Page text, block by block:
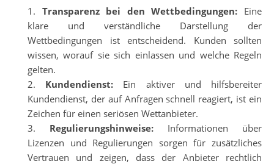
Transparenz bei den Wettbedingungen: Eine
klare und verständliche Darstellung der
Wettbedingungen ist entscheidend. Kunden sollten
wissen, worauf sie sich einlassen und welche Regeln
gelten.
Kundendienst: Ein aktiver und hilfsbereiter
Kundendienst, der auf Anfragen schnell reagiert, ist ein
Zeichen für einen seriösen Wettanbieter.
Regulierungshinweise: Informationen über
Lizenzen und Regulierungen sorgen für zusätzliches
Vertrauen und zeigen, dass der Anbieter rechtlich